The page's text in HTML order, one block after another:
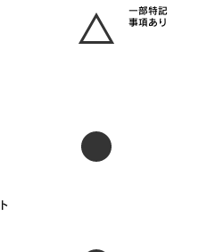
一部特記
事項あり
プロアクティブドライビングアシスト